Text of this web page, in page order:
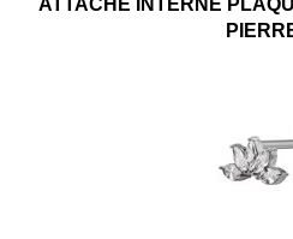
ATTACHE INTERNE